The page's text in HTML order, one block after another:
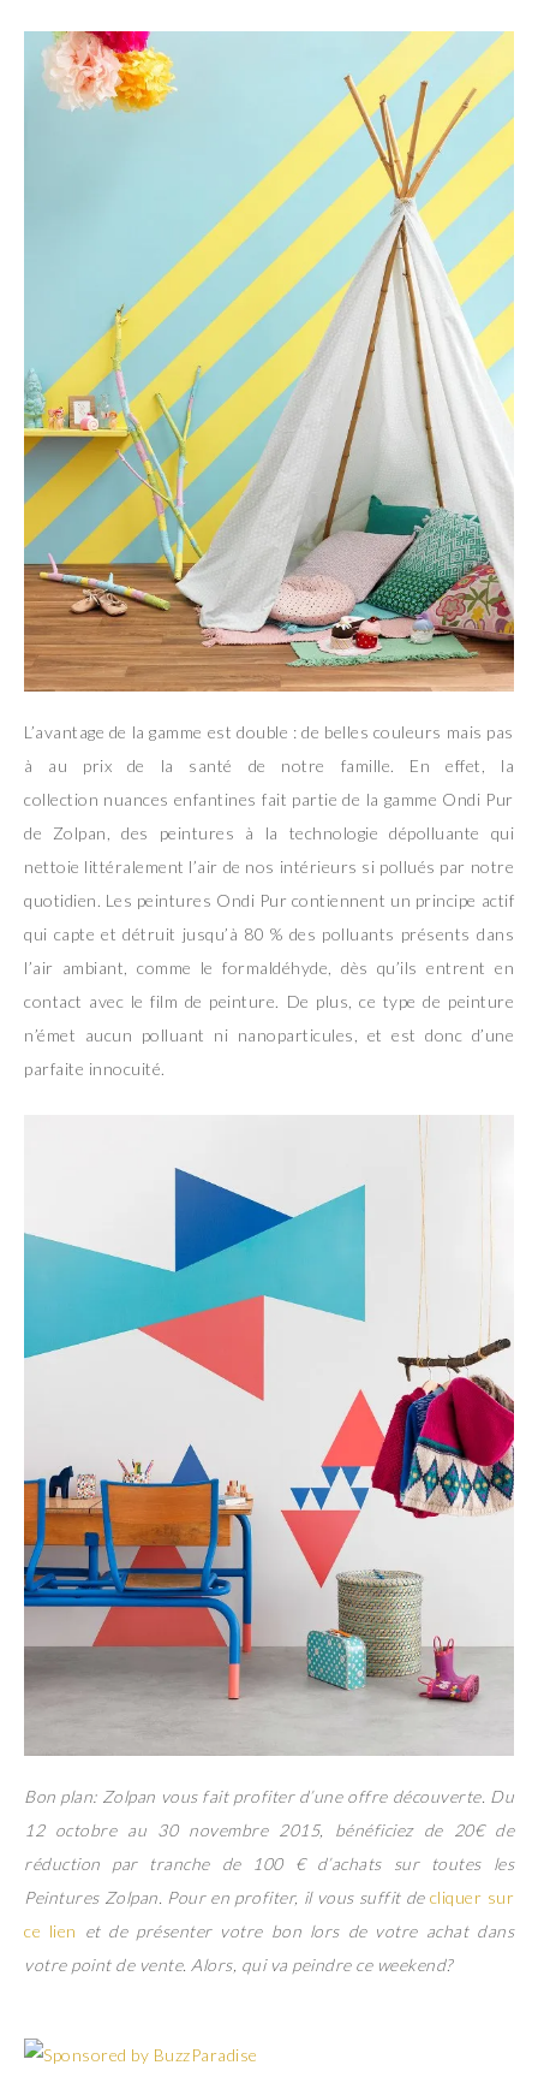
L’avantage de la gamme est double : de belles couleurs mais pas
à au prix de la santé de notre famille. En effet, la
collection nuances enfantines fait partie de la gamme Ondi Pur
de Zolpan, des peintures à la technologie dépolluante qui
nettoie littéralement l’air de nos intérieurs si pollués par notre
quotidien. Les peintures Ondi Pur contiennent un principe actif
qui capte et détruit jusqu’à 80 % des polluants présents dans
l’air ambiant, comme le formaldéhyde, dès qu’ils entrent en
contact avec le film de peinture. De plus, ce type de peinture
n’émet aucun polluant ni nanoparticules, et est donc d’une
parfaite innocuité.
Bon plan: Zolpan vous fait profiter d’une offre découverte. Du
12 octobre au 30 novembre 2015, bénéficiez de 20€ de
réduction par tranche de 100 € d’achats sur toutes les
Peintures Zolpan. Pour en profiter, il vous suffit de cliquer sur
ce lien et de présenter votre bon lors de votre achat dans
votre point de vente. Alors, qui va peindre ce weekend?